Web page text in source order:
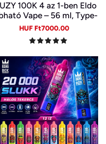
UZY 100K 4 az 1-ben Eldo
Vape – 56 ml, Type-
C, LED kijelző | 4 Íz Egy Ké
szülékben
Sale
HUF Ft7000.00